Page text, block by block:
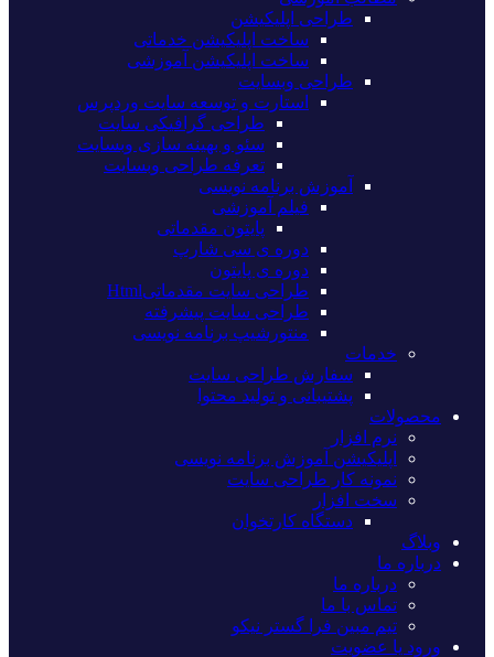
طراحی اپلیکیشن
ساخت اپلیکیشن خدماتی
ساخت اپلیکیشن آموزشی
طراحی وبسایت
استارت و توسعه سایت وردپرس
طراحی گرافیکی سایت
سئو و بهینه سازی وبسایت
تعرفه طراحی وبسایت
آموزش برنامه نویسی
فیلم آموزشی
پایتون مقدماتی
دوره ی سی شارپ
دوره ی پایتون
طراحی سایت مقدماتیHtml
طراحی سایت پیشرفته
منتورشیپ برنامه نویسی
خدمات
سفارش طراحی سایت
پشتیبانی و تولید محتوا
محصولات
نرم افزار
اپلیکیشن آموزش برنامه نویسی
نمونه کار طراحی سایت
سخت افزار
دستگاه کارتخوان
وبلاگ
درباره ما
درباره ما
تماس با ما
تیم مبین فرا گستر نیکو
ورود یا عضویت